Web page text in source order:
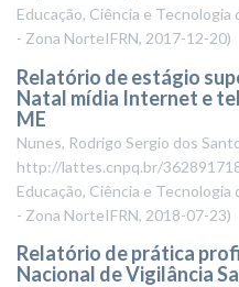
Educação, Ciência e
- Zona NorteIFRN, 2017-12-20)
Relatório de estágio
Natal mídia Internet e
ME
Nunes, Rodrigo Sergio dos
http://lattes.cnpq.br/
Educação, Ciência e
- Zona NorteIFRN, 2018-07-23)
Relatório de prática
Nacional de Vigilância